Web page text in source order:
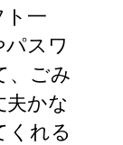
ト一
スワ
、ごみ
かな
くれる